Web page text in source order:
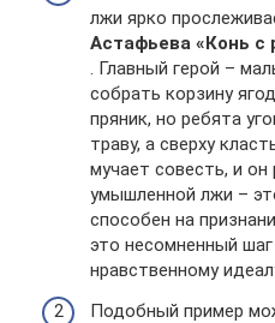
лжи ярко
Астафьева «Конь с
. Главный герой –
собрать корзину
пряник, но ребята
траву, а сверху
мучает совесть, и
умышленной лжи –
способен на
это несомненный
нравственному
Подобный пример